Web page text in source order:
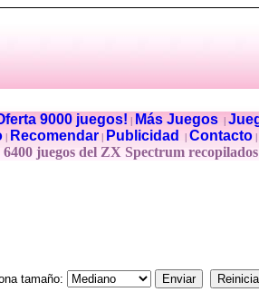
9000 juegos! Más Juegos|
Recomendar Publicidad Contacto
6400 juegos del ZX Spectrum recopilados
tamaño: